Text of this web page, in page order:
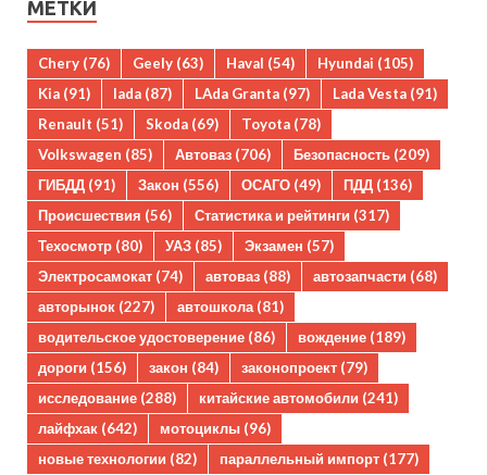
МЕТКИ
Chery (76) Geely (63) Haval (54) Hyundai (105)
Kia (91) lada (87) LAda Granta (97) Lada Vesta (91)
Renault (51) Skoda (69) Toyota (78)
Volkswagen (85) Автоваз (706) Безопасность (209)
ГИБДД (91) Закон (556) ОСАГО (49) ПДД (136)
Происшествия (56) Статистика и рейтинги (317)
Техосмотр (80) УАЗ (85) Экзамен (57)
Электросамокат (74) автоваз (88) автозапчасти (68)
авторынок (227) автошкола(81)
водительское удостоверение (86) вождение (189)
дороги (156) закон (84) законопроект (79)
исследование (288) китайские автомобили (241)
лайфхак (642) мотоциклы (96)
новые технологии (82) параллельный импорт (177)